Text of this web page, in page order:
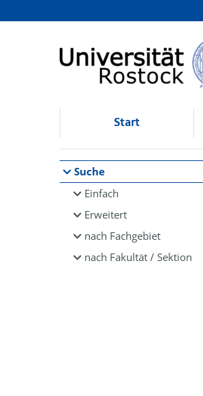
Browsen
direkt zum Inhalt
Start
Suche
Einfach
Erweitert
nach Fachgebiet
nach Fakultät / Sektion